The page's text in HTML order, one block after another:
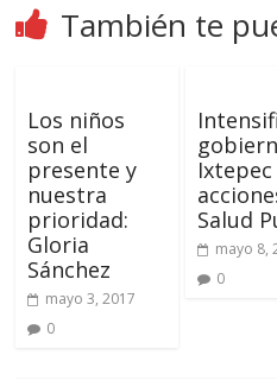
También te
Los niños
son el
presente y
nuestra
prioridad:
Gloria
Sánchez
mayo 3, 2017
0
Ixtepec
Salud
mayo 8,
0